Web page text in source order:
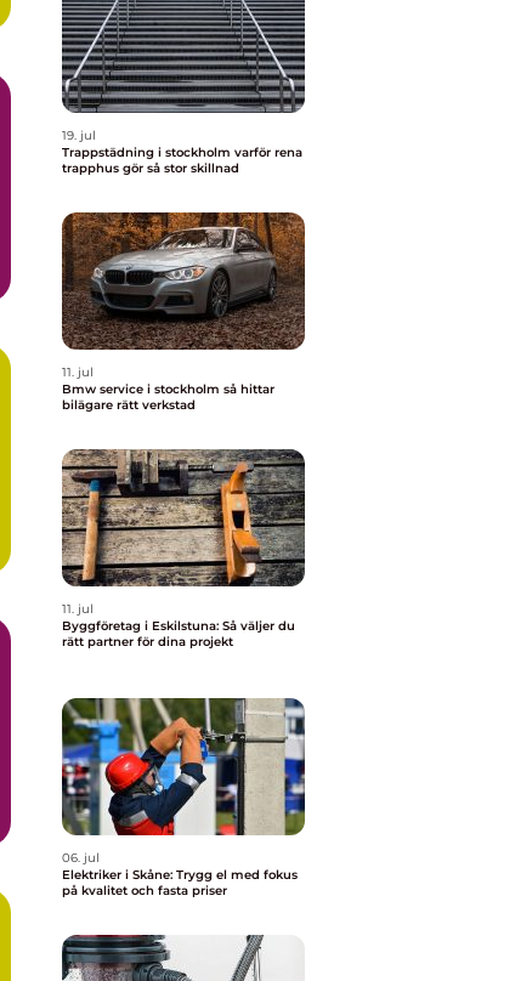
19. jul
Trappstädning i stockholm varför rena
trapphus gör så stor skillnad
11. jul
Bmw service i stockholm så hittar
bilägare rätt verkstad
11. jul
Byggföretag i Eskilstuna: Så väljer du
rätt partner för dina projekt
06. jul
Elektriker i Skåne: Trygg el med fokus
på kvalitet och fasta priser